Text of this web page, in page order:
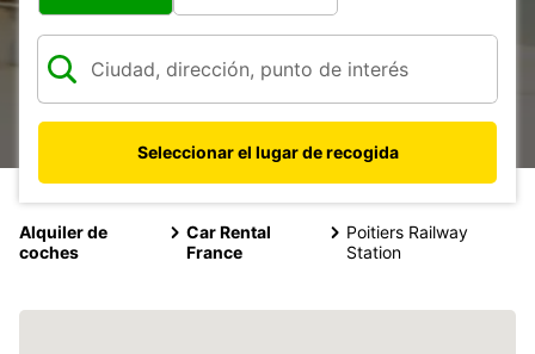
Seleccionar el lugar de recogida
Alquiler de
coches
Car Rental
France
Poitiers Railway
Station